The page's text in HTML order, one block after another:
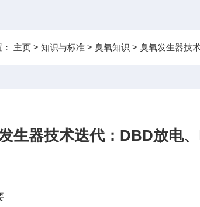
主页> 知识与标准> 臭氧知识 > 臭氧发生器技
生器技术迭代：DBD放电